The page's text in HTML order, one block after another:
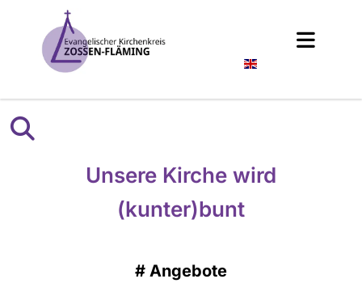
Unsere Kirche wird
(kunter)bunt
# Angebote